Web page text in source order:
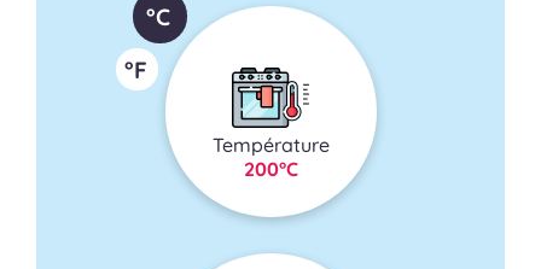
Température
200°C
°C
°F